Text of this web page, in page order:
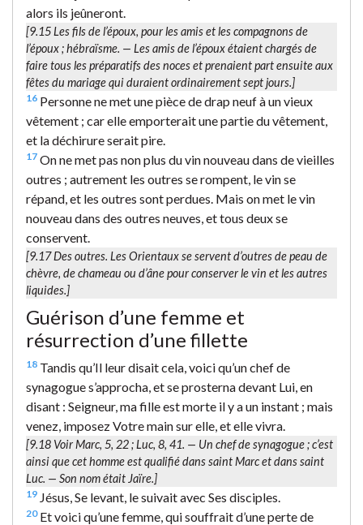
alors ils jeûneront.
[9.15Les fils de l’époux, pour les amis et les compagnons de
l’époux ; hébraïsme. — Les amis de l’époux étaient chargés de
faire tous les préparatifs des noces et prenaient part ensuite aux
fêtes du mariage qui duraient ordinairement sept jours.]
16 Personne ne met une pièce de drap neuf à un vieux
vêtement ; car elle emporterait une partie du vêtement,
et la déchirure serait pire.
17 On ne met pas non plus du vin nouveau dans de vieilles
outres ; autrement les outres se rompent, le vin se
répand, et les outres sont perdues. Mais on met le vin
nouveau dans des outres neuves, et tous deux se
conservent.
[9.17Des outres. Les Orientaux se servent d’outres de peau de
chèvre, de chameau ou d’âne pour conserver le vin et les autres
liquides.]
Guérison d’une femme et
résurrection d’une fillette
18 Tandis qu’Il leur disait cela, voici qu’un chef de
synagogue s’approcha, et se prosterna devant Lui, en
disant : Seigneur, ma fille est morte il y a un instant ; mais
venez, imposez Votre main sur elle, et elle vivra.
[9.18 Voir Marc, 5, 22 ; Luc, 8, 41. — Un chef de synagogue; c’est
ainsi que cet homme est qualifié dans saint Marc et dans saint
Luc. — Son nom était Jaïre.]
19 Jésus, Se levant, le suivait avec Ses disciples.
20Et voici qu’une femme, qui souffrait d’une perte de